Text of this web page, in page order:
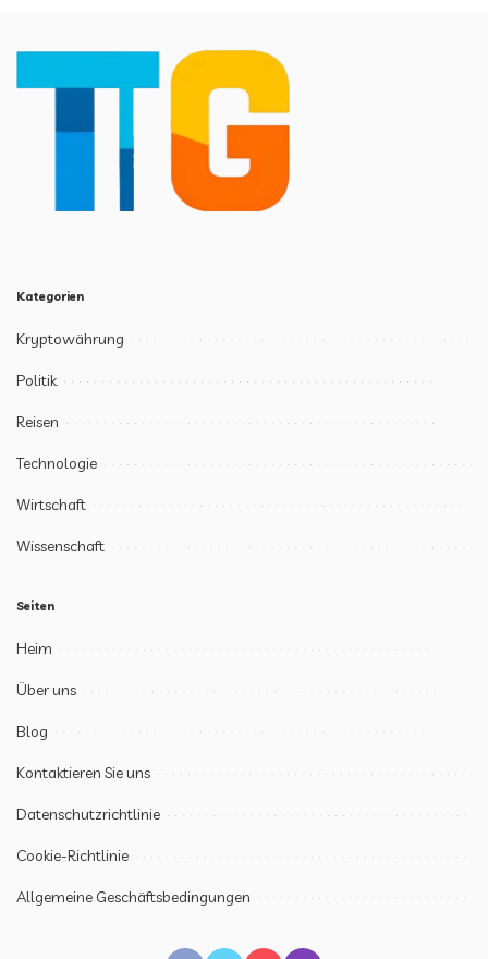
Kategorien
Kryptowährung
Politik
Reisen
Technologie
Wirtschaft
Wissenschaft
Seiten
Heim
Über uns
Blog
Kontaktieren Sie uns
Datenschutzrichtlinie
Cookie-Richtlinie
Allgemeine Geschäftsbedingungen